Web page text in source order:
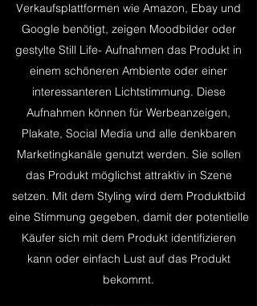
Verkaufsplattformen wie Amazon, Ebay und
Google benötigt, zeigen Moodbilder oder
gestylte Still Life- Aufnahmen das Produkt in
einem schöneren Ambiente oder einer
interessanteren Lichtstimmung. Diese
Aufnahmen können für Werbeanzeigen,
Plakate, Social Media und alle denkbaren
Marketingkanäle genutzt werden. Sie sollen
das Produkt möglichst attraktiv in Szene
setzen. Mit dem Styling wird dem Produktbild
eine Stimmung gegeben, damit der potentielle
Käufer sich mit dem Produkt identifizieren
kann oder einfach Lust auf das Produkt
bekommt.